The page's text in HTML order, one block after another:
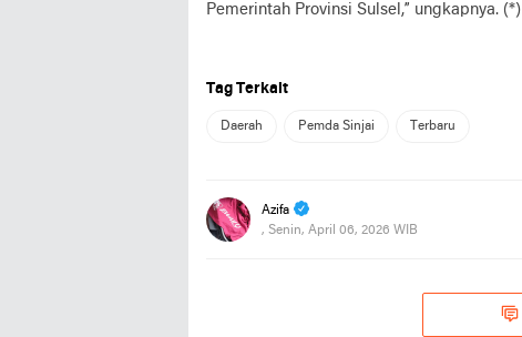
Pemerintah Provinsi Sulsel,” ungkapnya. (*)
Tag Terkait
Daerah Pemda Sinjai Terbaru
Azifa
, Senin, April 06, 2026 WIB